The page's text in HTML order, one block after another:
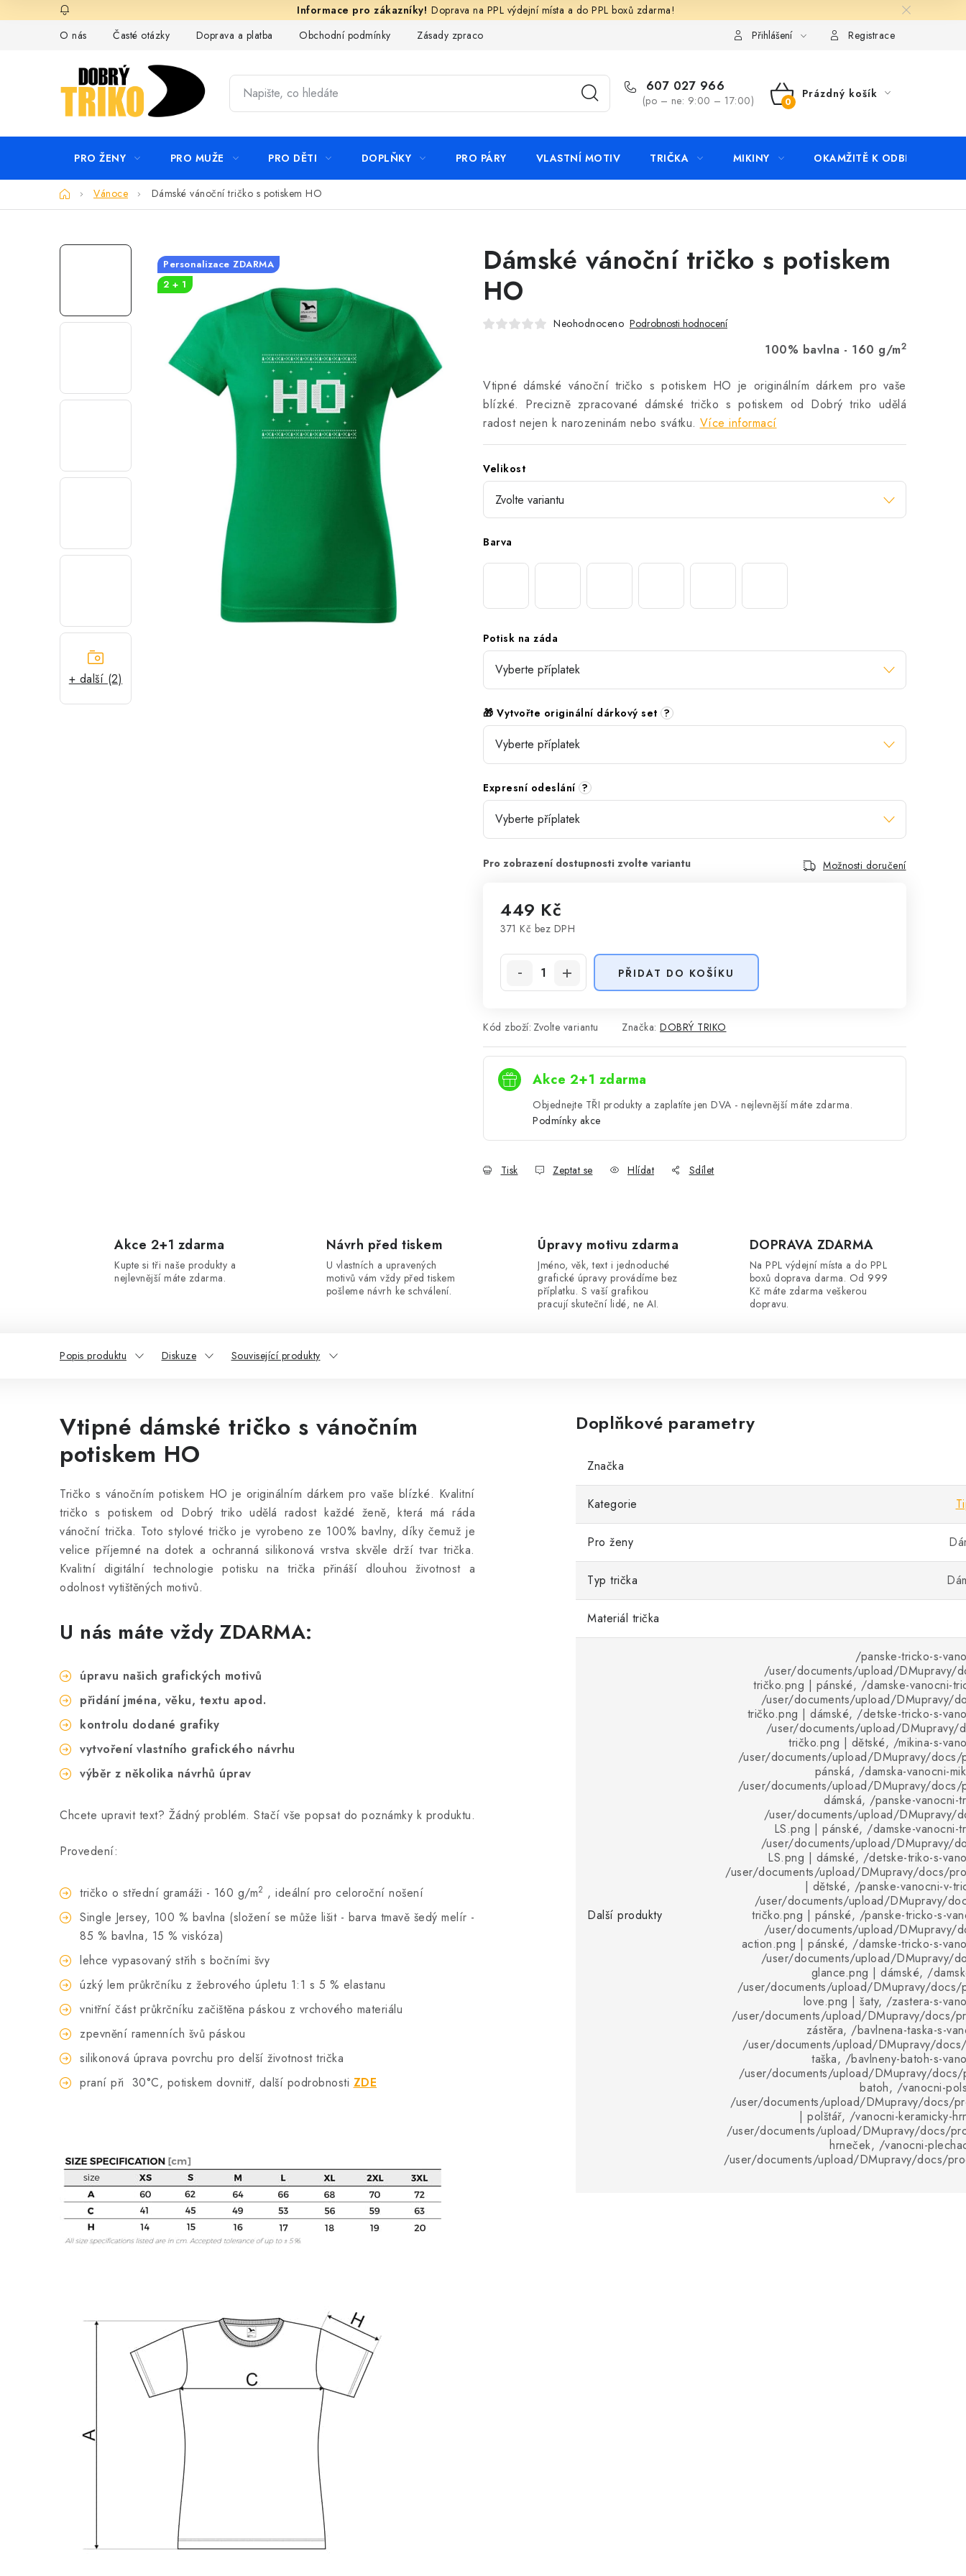
na
Doprava na PPL výdejní místa a do PPL boxů zdarma!
O nás
Časté otázky Doprava a platba Obchodní podmínky Zásady zpracování ochrany osobních údajů KontaktyPřihlášení Registrace
607 027 966
(po – ne: 9:00 – 17:00)
NÁKUPNÍ
Prázdný košík
PRO ŽENY PRO MUŽE PRO DĚTI DOPLŇKY PRO PÁRY VLASTNÍ MOTIV TRIČKA MIKINY OKAMŽITĚ K ODBĚRU
DomůVánoce Dámské vánoční tričko s potiskem HO
+ další (2)
Dámské vánoční tričko s potiskem
HO
Neohodnoceno Podrobnosti hodnocení
100% bavlna - 160 g/m2
Vtipné dámské vánoční tričko s potiskem HO je originálním dárkem pro vaše
blízké. Precizně zpracované dámské tričko s potiskem od Dobrý triko udělá
radost nejen k narozeninám nebo svátku. Více informací
Velikost
Barva
Potisk na záda
🎁 Vytvořte originální dárkový set ?
Expresní odeslání ?
Možnosti doručení
449 Kč
371 Kč bez DPH
PŘIDAT DO KOŠÍKU
Kód zboží: Zvolte variantu Značka: DOBRÝ TRIKO
Akce 2+1 zdarma
Objednejte TŘI produkty a zaplatíte jen DVA - nejlevnější máte zdarma.
Podmínky akce
Tisk Zeptat se Hlídat Sdílet
Personalizace ZDARMA
2 + 1
Akce 2+1 zdarma
Kupte si tři naše produkty a
nejlevnější máte zdarma.
Návrh před tiskem
U vlastních a upravených
motivů vám vždy před tiskem
pošleme návrh ke schválení.
Úpravy motivu zdarma
Jméno, věk, text i jednoduché
grafické úpravy provádíme bez
příplatku. S vaší grafikou
pracují skuteční lidé, ne AI.
DOPRAVA ZDARMA
Na PPL výdejní místa a do PPL
boxů doprava darma. Od 999
Kč máte zdarma veškerou
dopravu.
Popis produktu Diskuze Související produkty
Vtipné dámské tričko s vánočním
potiskem HO
Tričko s vánočním potiskem HO je originálním dárkem pro vaše blízké. Kvalitní
tričko s potiskem od Dobrý triko udělá radost každé ženě, která má ráda
vánoční trička. Toto stylové tričko je vyrobeno ze 100% bavlny, díky čemuž je
velice příjemné na dotek a ochranná silikonová vrstva skvěle drží tvar trička.
Kvalitní digitální technologie potisku na trička přináší dlouhou životnost a
odolnost vytištěných motivů.
U nás máte vždy ZDARMA:
úpravu našich grafických motivů
přidání jména, věku, textu apod.
kontrolu dodané grafiky
vytvoření vlastního grafického návrhu
výběr z několika návrhů úprav
Chcete upravit text? Žádný problém. Stačí vše popsat do poznámky k produktu.
Provedení:
tričko o střední gramáži - 160 g/m2 , ideální pro celoroční nošení
Single Jersey, 100 % bavlna (složení se může lišit - barva tmavě šedý melír -
85 % bavlna, 15 % viskóza)
lehce vypasovaný střih s bočními švy
úzký lem průkrčníku z žebrového úpletu 1:1 s 5 % elastanu
vnitřní část průkrčníku začištěna páskou z vrchového materiálu
zpevnění ramenních švů páskou
silikonová úprava povrchu pro delší životnost trička
praní při 30°C, potiskem dovnitř, další podrobnosti ZDE
Doplňkové parametry
Značka
Kategorie
Pro ženy
Typ trička
Materiál trička
Další produkty
/panske-tricko-s-
/user/documents/upload/DMupravy/
tričko.png | pánské, /damske-vanocni-
/user/documents/upload/DMupravy/
tričko.png | dámské, /detske-tricko-s-
/user/documents/upload/DMupravy/
tričko.png | dětské, /mikina-s-
/user/documents/upload/DMupravy/docs/
pánská, /damska-vanocni-
/user/documents/upload/DMupravy/docs/
dámská, /panske-vanocni-
/user/documents/upload/DMupravy/
LS.png | pánské, /damske-vanocni-
/user/documents/upload/DMupravy/
LS.png | dámské, /detske-triko-s-
/user/documents/upload/DMupravy/docs/
| dětské, /panske-vanocni-v-
/user/documents/upload/DMupravy/
tričko.png | pánské, /panske-tricko-s-
/user/documents/upload/DMupravy/
action.png | pánské, /damske-tricko-s-
/user/documents/upload/DMupravy/
glance.png | dámské, /
/user/documents/upload/DMupravy/docs/
love.png | šaty, /zastera-s-
/user/documents/upload/DMupravy/docs/
zástěra, /bavlnena-taska-s-
/user/documents/upload/DMupravy/
taška, /bavlneny-batoh-s-
/user/documents/upload/DMupravy/
batoh, /vanocni-
/user/documents/upload/DMupravy/docs/
| polštář, /vanocni-keramicky-
/user/documents/upload/DMupravy/docs/
hrneček, /vanocni-
/user/documents/upload/DMupravy/docs/